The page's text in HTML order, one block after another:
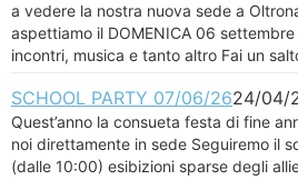
a vedere la nostra nuova sede a
aspettiamo il DOMENICA 06
incontri, musica e tanto altro Fai un
SCHOOL PARTY 07/06/2624/04/
Quest’anno la consueta festa di fine
noi direttamente in sede Seguiremo il
(dalle 10:00) esibizioni sparse degli